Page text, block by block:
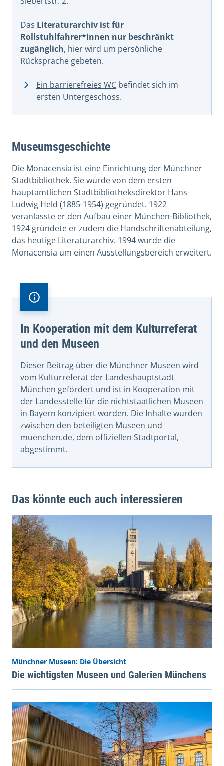
Das Literaturarchiv ist für
Rollstuhlfahrer*innen nur beschränkt
zugänglich, hier wird um persönliche
Rücksprache gebeten.
Ein barrierefreies WC befindet sich im
ersten Untergeschoss.
Museumsgeschichte
Die Monacensia ist eine Einrichtung der Münchner
Stadtbibliothek. Sie wurde von dem ersten
hauptamtlichen Stadtbibliotheksdirektor Hans
Ludwig Held (1885-1954) gegründet. 1922
veranlasste er den Aufbau einer München-Bibliothek,
1924 gründete er zudem die Handschriftenabteilung,
das heutige Literaturarchiv. 1994 wurde die
Monacensia um einen Ausstellungsbereich erweitert.
In Kooperation mit dem Kulturreferat
und den Museen
Dieser Beitrag über die Münchner Museen wird
vom Kulturreferat der Landeshauptstadt
München gefördert und ist in Kooperation mit
der Landesstelle für die nichtstaatlichen Museen
in Bayern konzipiert worden. Die Inhalte wurden
zwischen den beteiligten Museen und
muenchen.de, dem offiziellen Stadtportal,
abgestimmt.
Das könnte euch auch interessieren
Münchner Museen: Die Übersicht
Die wichtigsten Museen und Galerien Münchens